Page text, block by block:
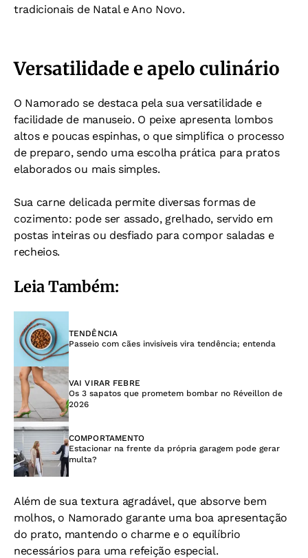
tradicionais de Natal e Ano Novo.
Versatilidade e apelo culinário
O Namorado se destaca pela sua versatilidade e
facilidade de manuseio. O peixe apresenta lombos
altos e poucas espinhas, o que simplifica o processo
de preparo, sendo uma escolha prática para pratos
elaborados ou mais simples.
Sua carne delicada permite diversas formas de
cozimento: pode ser assado, grelhado, servido em
postas inteiras ou desfiado para compor saladas e
recheios.
Leia Também:
TENDÊNCIA
Passeio com cães invisíveis vira tendência; entenda
VAI VIRAR FEBRE
Os 3 sapatos que prometem bombar no Réveillon de
2026
COMPORTAMENTO
Estacionar na frente da própria garagem pode gerar
multa?
Além de sua textura agradável, que absorve bem
molhos, o Namorado garante uma boa apresentação
do prato, mantendo o charme e o equilíbrio
necessários para uma refeição especial.